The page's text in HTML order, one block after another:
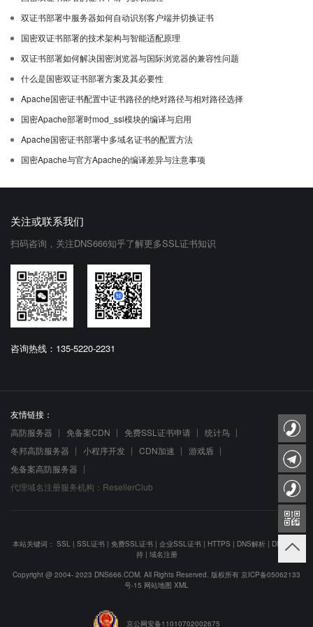
双证书部署中服务器如何自动识别客户端并切换证书
国密双证书部署的技术架构与智能适配原理
双证书部署如何解决国密浏览器与国际浏览器的兼容性问题
什么是国密双证书部署方案及其必要性
Apache国密证书配置中证书路径的绝对路径与相对路径选择
国密Apache部署时mod_ssl模块的编译与启用
Apache国密证书部署中多域名证书的配置方法
国密Apache与官方Apache的编译差异与注意事项
关注或联系我们
扫码咨询，关注DNS666知乎了解更多SSL证书知识
咨询热线：135-5220-2231
友情链接：
高防服务器
免备案CDN 免费SSL证书申请
统计鸟
冬邦高防服务器
小程序开发 CDN加速
游戏盾
免备案高防服务器
代理域名注册服务机构：ResellerClub
本站关键词： SSL | SSL证书 | 免费SSL证书 | 企业SSL证书 | HTTPS | DNS解析 | DNS防劫
持| 域名注册
Copyright @ 2004- 2023 DNS666.COM. All Rights Reserved. 版权所有 京ICP备05062133
号-15 网站地图 XML
京公网安备11010702002675